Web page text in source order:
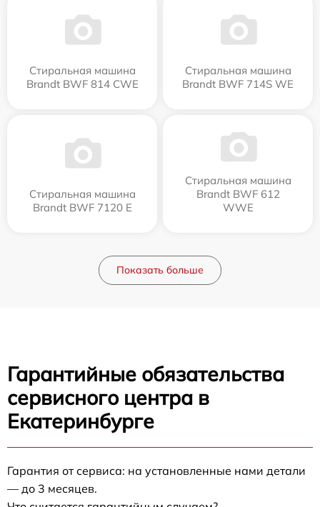
Стиральная машина
Brandt BWF 814 CWE
Стиральная машина
Brandt BWF 714S WE
Стиральная машина
Brandt BWF 7120 E
Стиральная машина
Brandt BWF 612
WWE
Показать больше
Гарантийные обязательства
сервисного центра в
Екатеринбурге
Гарантия от сервиса: на установленные нами детали
— до 3 месяцев.